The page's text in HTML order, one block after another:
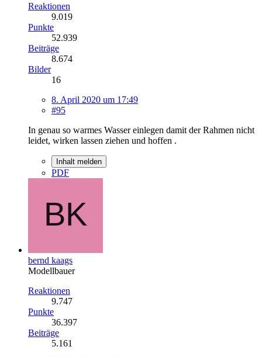
Reaktionen
9.019
Punkte
52.939
Beiträge
8.674
Bilder
16
8. April 2020 um 17:49
#95
In genau so warmes Wasser einlegen damit der Rahmen nicht
leidet, wirken lassen ziehen und hoffen .
Inhalt melden
PDF
bernd kaags
Modellbauer
Reaktionen
9.747
Punkte
36.397
Beiträge
5.161